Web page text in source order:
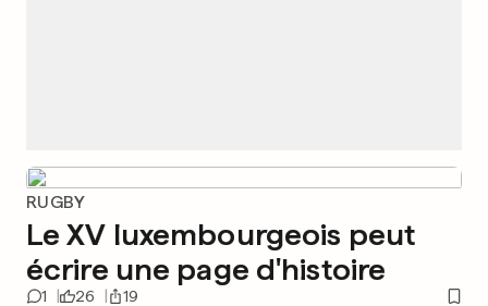
RUGBY
Le XV luxembourgeois peut
écrire une page d'histoire
1 26 19